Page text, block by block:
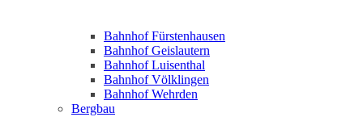
Bahnhof Fürstenhausen
Bahnhof Geislautern
Bahnhof Luisenthal
Bahnhof Völklingen
Bahnhof Wehrden
Bergbau